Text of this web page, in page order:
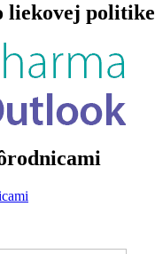
politike